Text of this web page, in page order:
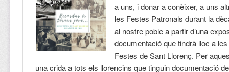
a uns, i donar a conèixer, a uns
les Festes Patronals durant la
al nostre poble a partir d’una
documentació que tindrà lloc a
Festes de Sant Llorenç. Per
una crida a tots els llorencins que tinguin documentació